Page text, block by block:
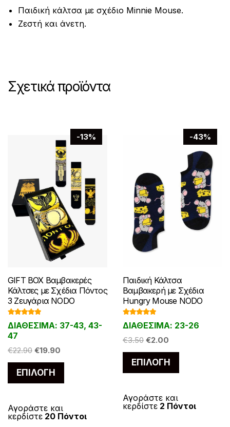
Παιδική κάλτσα με σχέδιο Minnie Mouse.
Ζεστή και άνετη.
Σχετικά προϊόντα
-13%
GIFT BOX Βαμβακερές
Κάλτσες με Σχέδια Πόντος
3 Ζευγάρια NODO
Βαθμολογ
ήθηκε με
5.00
ΔΙΑΘΕΣΙΜΑ: 37-43, 43-
47
€22.90 Original
price
was:
€22.90.
€19.90
τρέχουσα
είναι:
ΕΠΙΛΟΓΉ
το
πολλαπλές
Αγοράστε και
κερδίστε 20 Πόντοι
-43%
Παιδική Κάλτσα
Βαμβακερή με Σχέδια
Hungry Mouse NODO
Βαθμολογ
ήθηκε με
ΔΙΑΘΕΣΙΜΑ: 23-26
€3.50 Original
price
was:
€3.50.
€2.00
τρέχουσα
τιμή
είναι:
ΕΠΙΛΟΓΉ
το
πολλαπλές
Αγοράστε και
κερδίστε 2 Πόντοι